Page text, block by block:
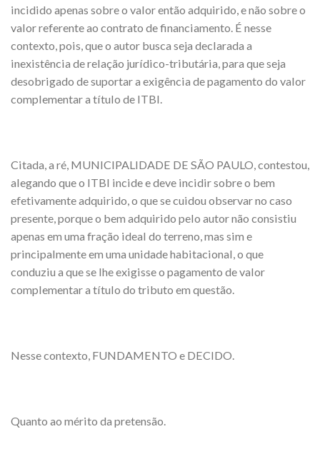
incidido apenas sobre o valor então adquirido, e não sobre o
valor referente ao contrato de financiamento. É nesse
contexto, pois, que o autor busca seja declarada a
inexistência de relação jurídico-tributária, para que seja
desobrigado de suportar a exigência de pagamento do valor
complementar a título de ITBI.
Citada, a ré, MUNICIPALIDADE DE SÃO PAULO, contestou,
alegando que o ITBI incide e deve incidir sobre o bem
efetivamente adquirido, o que se cuidou observar no caso
presente, porque o bem adquirido pelo autor não consistiu
apenas em uma fração ideal do terreno, mas sim e
principalmente em uma unidade habitacional, o que
conduziu a que se lhe exigisse o pagamento de valor
complementar a título do tributo em questão.
Nesse contexto, FUNDAMENTO e DECIDO.
Quanto ao mérito da pretensão.